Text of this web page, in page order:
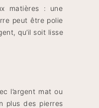
matières : une
peut être polie
qu’il soit lisse
l’argent mat ou
plus des pierres